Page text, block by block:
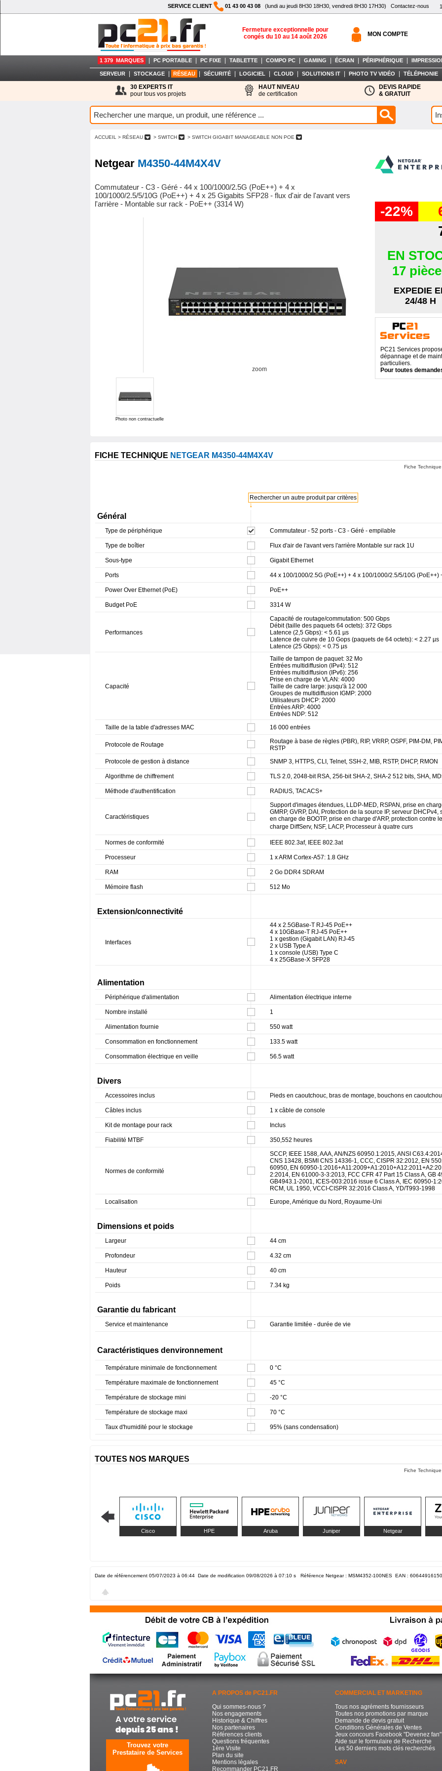
SERVICE CLIENT 01 43 00 43 08 (lundi au jeudi 8H30 18H30, vendredi 8H30 17H30) Contactez-nous
Fermeture exceptionnelle pour
congés du 10 au 14 août 2026
MON COMPTE
1 379 MARQUES PC PORTABLE PC FIXE TABLETTE COMPO PC GAMING ÉCRAN PÉRIPHÉRIQUE
SERVEUR STOCKAGE RÉSEAU SÉCURITÉ LOGICIEL CLOUD SOLUTIONS IT PHOTO TV VIDÉO TÉLÉPHONIE
30 EXPERTS IT
pour tous vos projets
HAUT NIVEAU
de certification
DEVIS RAPIDE
& GRATUIT
ACCUEIL > RÉSEAU > SWITCH > SWITCH GIGABIT MANAGEABLE NON POE
Netgear M4350-44M4X4V
Commutateur - C3 - Géré - 44 x 100/1000/2.5G (PoE++) + 4 x
100/1000/2.5/5/10G (PoE++) + 4 x 25 Gigabits SFP28 - flux d'air de l'avant vers
l'arrière - Montable sur rack - PoE++ (3314 W)
zoom
Photo non contractuelle
-22%
EN
17
EXPEDIE
24/48 H
PC21 Services
dépannage et de
particuliers.
Pour toutes
FICHE TECHNIQUE NETGEAR M4350-44M4X4V
Fiche Technique
↓
Rechercher un autre produit par critères
Général
Type de périphérique Commutateur - 52 ports - C3 - Géré - empilable
Type de boîtier Flux d'air de l'avant vers l'arrière Montable sur rack 1U
Sous-type Gigabit Ethernet
Ports 44 x 100/1000/2.5G (PoE++) + 4 x 100/1000/2.5/5/10G (PoE++)
Power Over Ethernet (PoE) PoE++
Budget PoE 3314 W
Performances
Capacité de routage/commutation: 500 Gbps
Débit (taille des paquets 64 octets): 372 Gbps
Latence (2,5 Gbps): < 5.61 µs
Latence de cuivre de 10 Gops (paquets de 64 octets): < 2.27 µs
Latence (25 Gbps): < 0.75 µs
Capacité
Taille de tampon de paquet: 32 Mo
Entrées multidiffusion (IPv4): 512
Entrées multidiffusion (IPv6): 256
Prise en charge de VLAN: 4000
Taille de cadre large: jusqu'à 12 000
Groupes de multidiffusion IGMP: 2000
Utilisateurs DHCP: 2000
Entrées ARP: 4000
Entrées NDP: 512
Taille de la table d'adresses MAC
16 000 entrées
Protocole de Routage
Routage à base de règles (PBR), RIP, VRRP, OSPF, PIM-DM,
RSTP
Protocole de gestion à distance
SNMP 3, HTTPS, CLI, Telnet, SSH-2, MIB, RSTP, DHCP, RMON
Algorithme de chiffrement TLS 2.0, 2048-bit RSA, 256-bit SHA-2, SHA-2 512 bits, SHA,
Méthode d'authentification RADIUS, TACACS+
Caractéristiques
Support d'images étendues, LLDP-MED, RSPAN, prise en
GMRP, GVRP, DAI, Protection de la source IP, serveur
en charge de BOOTP, prise en charge d'ARP, protection contre
charge DiffServ, NSF, LACP, Processeur à quatre curs
Normes de conformité IEEE 802.3af, IEEE 802.3at
Processeur 1 x ARM Cortex-A57: 1.8 GHz
RAM 2 Go DDR4 SDRAM
Mémoire flash 512 Mo
Extension/connectivité
Interfaces
44 x 2.5GBase-T RJ-45 PoE++
4 x 10GBase-T RJ-45 PoE++
1 x gestion (Gigabit LAN) RJ-45
2 x USB Type A
1 x console (USB) Type C
4 x 25GBase-X SFP28
Alimentation
Périphérique d'alimentation Alimentation électrique interne
Nombre installé 1
Alimentation fournie 550 watt
Consommation en fonctionnement 133.5 watt
Consommation électrique en veille 56.5 watt
Divers
Accessoires inclus Pieds en caoutchouc, bras de montage, bouchons en
Câbles inclus 1 x câble de console
Kit de montage pour rack Inclus
Fiabilité MTBF 350,552 heures
Normes de conformité
SCCP, IEEE 1588, AAA, AN/NZS 60950.1:2015, ANSI
CNS 13428, BSMI CNS 14336-1, CCC, CISPR 32:2012, EN
60950, EN 60950-
2:2014, EN 61000-3-3:2013, FCC CFR 47 Part 15 Class A, GB
GB4943.1-2001, ICES-003:2016 issue 6 Class A, IEC 60950-
RCM, UL 1950, VCCI-CISPR 32:2016 Class A, YD/T993-1998
Localisation
Europe, Amérique du Nord, Royaume-Uni
Dimensions et poids
Largeur 44 cm
Profondeur 4.32 cm
Hauteur 40 cm
Poids 7.34 kg
Garantie du fabricant
Service et maintenance Garantie limitée - durée de vie
Caractéristiques denvironnement
Température minimale de fonctionnement 0 °C
Température maximale de fonctionnement 45 °C
Température de stockage mini -20 °C
Température de stockage maxi 70 °C
Taux d'humidité pour le stockage 95% (sans condensation)
TOUTES NOS MARQUES
Fiche Technique
Cisco HPE Aruba Juniper Netgear
Date de référencement 05/07/2023 à 06:44 Date de modification 09/08/2026 à 07:10 s Référence Netgear : MSM4352-100NES EAN :
Trouvez votre
Prestataire de Services
A PROPOS de PC21.FR
Qui sommes-nous ?
Nos engagements
Historique & Chiffres
Nos partenaires
Références clients
Questions fréquentes
1ère Visite
Plan du site
Mentions légales
Recommander PC21.FR
COMMERCIAL ET MARKETING
Tous nos agréments fournisseurs
Toutes nos promotions par marque
Demande de devis gratuit
Conditions Générales de Ventes
Jeux concours Facebook "Devenez fan"
Aide sur le formulaire de Recherche
Les 50 derniers mots clés recherchés
SAV